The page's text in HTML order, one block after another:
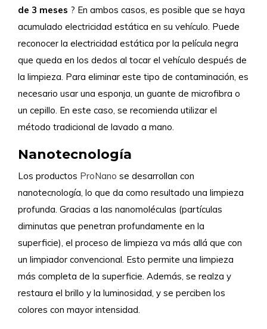
de 3 meses ? En ambos casos, es posible que se haya
acumulado electricidad estática en su vehículo. Puede
reconocer la electricidad estática por la película negra
que queda en los dedos al tocar el vehículo después de
la limpieza. Para eliminar este tipo de contaminación, es
necesario usar una esponja, un guante de microfibra o
un cepillo. En este caso, se recomienda utilizar el
método tradicional de lavado a mano.
Nanotecnología
Los productos ProNano se desarrollan con
nanotecnología, lo que da como resultado una limpieza
profunda. Gracias a las nanomoléculas (partículas
diminutas que penetran profundamente en la
superficie), el proceso de limpieza va más allá que con
un limpiador convencional. Esto permite una limpieza
más completa de la superficie. Además, se realza y
restaura el brillo y la luminosidad, y se perciben los
colores con mayor intensidad.